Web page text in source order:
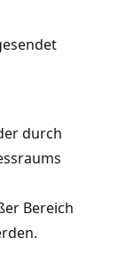
durch
Bereich